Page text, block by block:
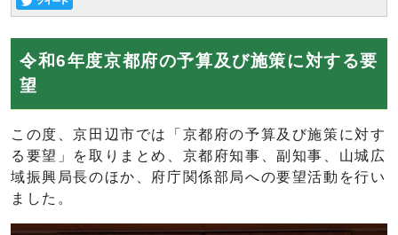
令和6年度京都府の予算及び施策に対する要
望
この度、京田辺市では「京都府の予算及び施策に対す
る要望」を取りまとめ、京都府知事、副知事、山城広
域振興局長のほか、府庁関係部局への要望活動を行い
ました。